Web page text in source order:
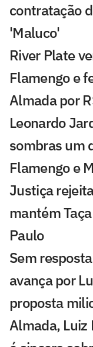
contratação
'Maluco'
River Plate
Flamengo e
Almada por
Leonardo
sombras um
Flamengo e
Justiça
mantém
Paulo
Sem
avança por
proposta
Almada, Luiz